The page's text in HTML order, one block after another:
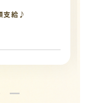
支給♪